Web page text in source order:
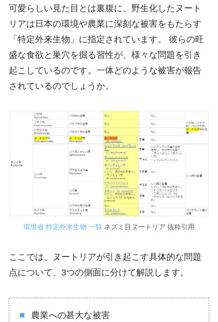
可愛らしい見た目とは裏腹に、野生化したヌート
リアは日本の環境や農業に深刻な被害をもたらす
「特定外来生物」に指定されています。 彼らの旺
盛な食欲と巣穴を掘る習性が、様々な問題を引き
起こしているのです。一体どのような被害が報告
されているのでしょうか。
環境省 特定外来生物 一覧 ネズミ目ヌートリア 抜粋引用
ここでは、ヌートリアが引き起こす具体的な問題
点について、3つの側面に分けて解説します。
農業への甚大な被害